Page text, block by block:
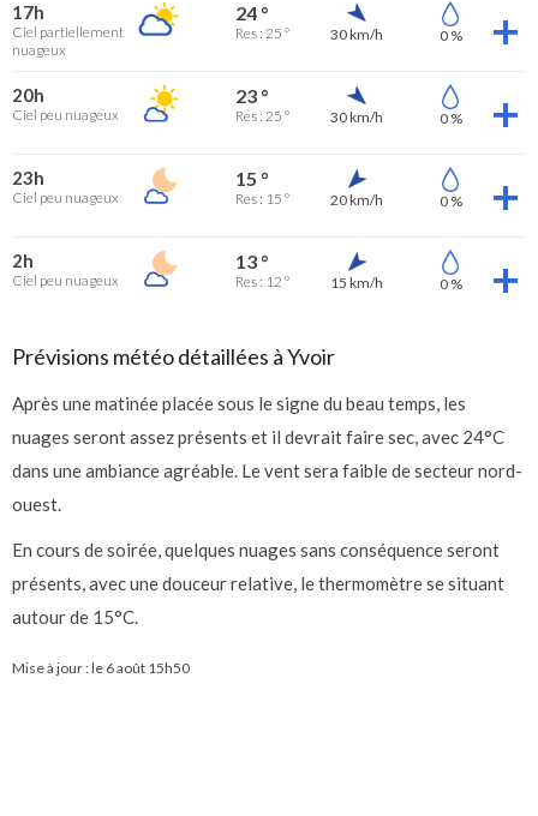
17h
Ciel partiellement
nuageux
24 °
Res : 25 ° 30 km/h 0 %
20h
Ciel peu nuageux
23 °
Res : 25 ° 30 km/h 0 %
23h
Ciel peu nuageux
15 °
Res : 15 ° 20 km/h 0 %
2h
Ciel peu nuageux
13 °
Res : 12 ° 15 km/h 0 %
Prévisions météo détaillées à Yvoir
Après une matinée placée sous le signe du beau temps, les
nuages seront assez présents et il devrait faire sec, avec 24°C
dans une ambiance agréable. Le vent sera faible de secteur nord-
ouest.
En cours de soirée, quelques nuages sans conséquence seront
présents, avec une douceur relative, le thermomètre se situant
autour de 15°C.
Mise à jour : le 6 août 15h50